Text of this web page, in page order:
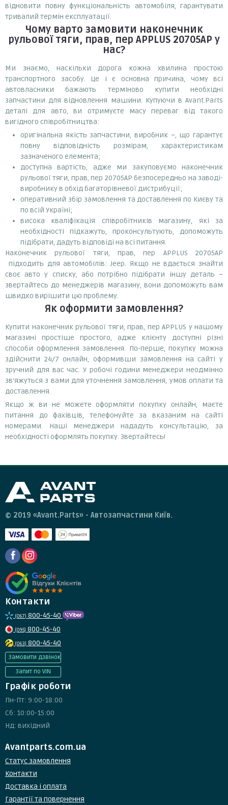
відновити повну функціональність автомобіля, гарантувати
тривалий термін експлуатації.
Чому варто замовити наконечник
рульової тяги, прав, пер APPLUS 20705AP у
нас?
Ми знаємо, наскільки дорога кожна хвилина простою
транспортного засобу. Це і є основна причина, чому всі
автовласники бажають терміново купити необхідні
запчастини для відновлення машини. Купуючи в Avant.Parts
деталі для авто, ви отримуєте масу переваг від такого
вигідного співробітництва:
оригінальна якість запчастини, виробник –, що гарантує
повну відповідність розмірам, характеристикам
зазначеного елемента;
доступна вартість, адже ми закуповуємо наконечник
рульової тяги, прав, пер 20705AP безпосередньо на заводі-
виробнику в обхід багаторівневої дистрибуції;
оперативний збір замовлення та доставлення по Києву та
по всій Україні;
висока кваліфікація співробітників магазину, які за
необхідності підкажуть, проконсультують, допоможуть
підібрати, дадуть відповіді на всі питання.
Наконечник рульової тяги, прав, пер APPLUS 20705AP
підходить для автомобілів: Jeep. Якщо не вдається знайти
своє авто у списку, або потрібно підібрати іншу деталь –
звертайтесь до менеджерів магазину, вони допоможуть вам
швидко вирішити цю проблему.
Як оформити замовлення?
Купити наконечник рульової тяги, прав, пер APPLUS у нашому
магазині простіше простого, адже клієнту доступні різні
способи оформлення замовлення. По-перше, покупку можна
здійснити 24/7 онлайн, оформивши замовлення на сайті у
зручний для вас час. У робочі години менеджери неодмінно
зв'яжуться з вами для уточнення замовлення, умов оплати та
доставлення.
Якщо ж ви не можете оформляти покупку онлайн, маєте
питання до фахівців, телефонуйте за вказаним на сайті
номерами. Наші менеджери нададуть консультацію, за
необхідності оформлять покупку. Звертайтесь!
© 2019 «Avant.Parts» - Автозапчастини Київ.
Контакти
(067) 800-45-40
(095) 800-45-40
(063) 800-45-40
Замовити дзвінок
Запит по VIN
Графік роботи
Пн-Пт: 9:00-18:00
Сб: 10:00-15:00
Нд: вихідний
Avantparts.com.ua
Статус замовлення
Контакти
Доставка і оплата
Гарантії та повернення